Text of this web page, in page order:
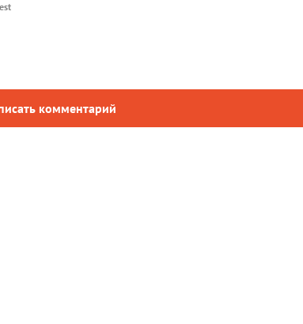
комментарий